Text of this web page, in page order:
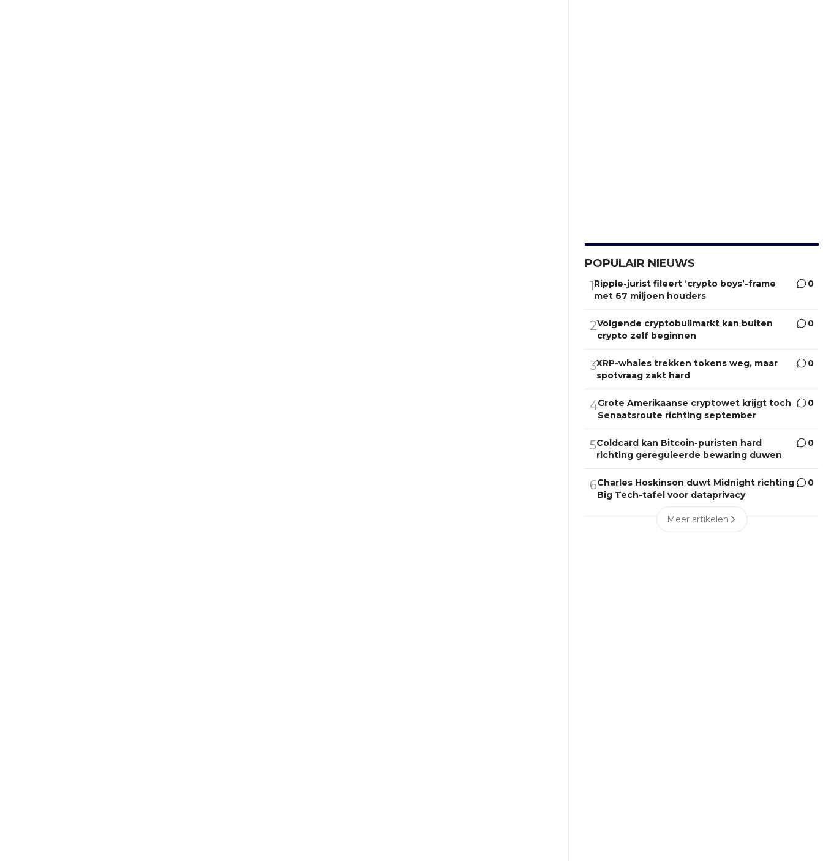
POPULAIR NIEUWS
1Ripple-jurist fileert ‘crypto boys’-frame
met 67 miljoen houders
0
2Volgende cryptobullmarkt kan buiten
crypto zelf beginnen
0
3XRP-whales trekken tokens weg, maar
spotvraag zakt hard
0
4Grote Amerikaanse cryptowet krijgt toch
Senaatsroute richting september
0
5Coldcard kan Bitcoin-puristen hard
richting gereguleerde bewaring duwen
0
6Charles Hoskinson duwt Midnight richting
Big Tech-tafel voor dataprivacy
0
Meer artikelen